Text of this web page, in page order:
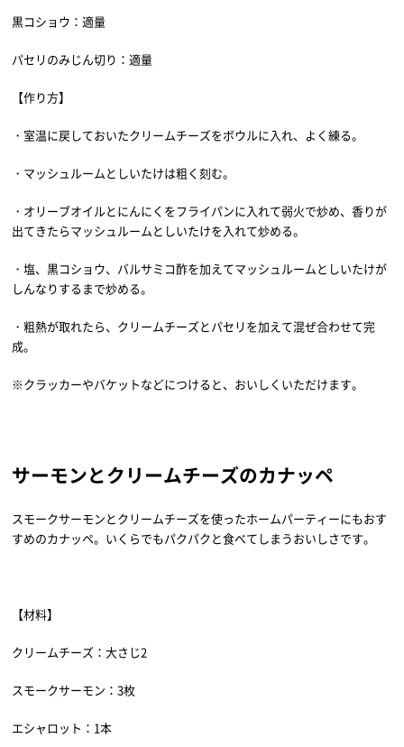
黒コショウ：適量
パセリのみじん切り：適量
【作り方】
・室温に戻しておいたクリームチーズをボウルに入れ、よく練る。
・マッシュルームとしいたけは粗く刻む。
・オリーブオイルとにんにくをフライパンに入れて弱火で炒め、香りが
出てきたらマッシュルームとしいたけを入れて炒める。
・塩、黒コショウ、バルサミコ酢を加えてマッシュルームとしいたけが
しんなりするまで炒める。
・粗熱が取れたら、クリームチーズとパセリを加えて混ぜ合わせて完
成。
※クラッカーやバケットなどにつけると、おいしくいただけます。
サーモンとクリームチーズのカナッペ
スモークサーモンとクリームチーズを使ったホームパーティーにもおす
すめのカナッペ。いくらでもパクパクと食べてしまうおいしさです。
【材料】
クリームチーズ：大さじ2
スモークサーモン：3枚
エシャロット：1本